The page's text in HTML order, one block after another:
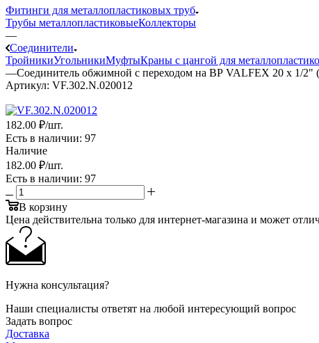
Фитинги для металлопластиковых труб
Трубы металлопластиковыеКоллекторы
—
Соединители
ТройникиУгольникиМуфтыКраны с цангой для
—Соединитель обжимной с переходом на ВР VALFEX 20 x 1/2"
Артикул: VF.302.N.020012
182.00 ₽/шт.
Есть в наличии: 97
Наличие
182.00 ₽/шт.
Есть в наличии: 97
В корзину
Цена действительна только для интернет-магазина и может
Нужна консультация?
Наши специалисты ответят на любой интересующий вопрос
Задать вопрос
Доставка